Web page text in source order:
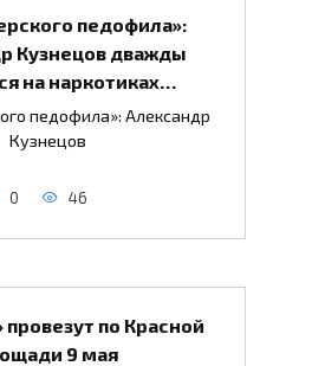
педофила»:
Кузнецов дважды
на наркотиках…
педофила»: Александр
Кузнецов
0 46
по Красной
9 мая